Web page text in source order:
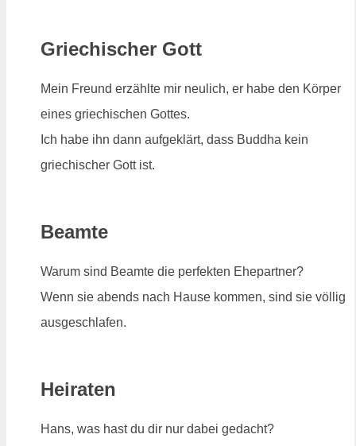
Griechischer Gott
Mein Freund erzählte mir neulich, er habe den Körper
eines griechischen Gottes.
Ich habe ihn dann aufgeklärt, dass Buddha kein
griechischer Gott ist.
Beamte
Warum sind Beamte die perfekten Ehepartner?
Wenn sie abends nach Hause kommen, sind sie völlig
ausgeschlafen.
Heiraten
Hans, was hast du dir nur dabei gedacht?